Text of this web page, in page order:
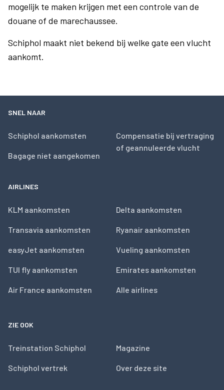
mogelijk te maken krijgen met een controle van de
douane of de marechaussee.
Schiphol maakt niet bekend bij welke gate een vlucht
aankomt.
SNEL NAAR
Schiphol aankomsten
Bagage niet aangekomen
Compensatie bij vertraging
of geannuleerde vlucht
AIRLINES
KLM aankomsten
Transavia aankomsten
easyJet aankomsten
TUI fly aankomsten
Air France aankomsten
Delta aankomsten
Ryanair aankomsten
Vueling aankomsten
Emirates aankomsten
Alle airlines
ZIE OOK
Treinstation Schiphol
Schiphol vertrek
Magazine
Over deze site